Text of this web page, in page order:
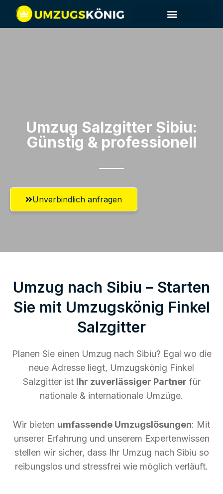
Umzug Salzgitter​ Sibiu:
Günstig & professionell​
Unverbindlich anfragen
Umzug nach Sibiu – Starten
Sie mit Umzugskönig Finkel
Salzgitter
Planen Sie einen Umzug nach Sibiu? Egal wo die
neue Adresse liegt, Umzugskönig Finkel
Salzgitter ist Ihr zuverlässiger Partner für
nationale & internationale Umzüge.
Wir bieten umfassende Umzugslösungen: Mit
unserer Erfahrung und unserem Expertenwissen
stellen wir sicher, dass Ihr Umzug nach Sibiu so
reibungslos und stressfrei wie möglich verläuft.